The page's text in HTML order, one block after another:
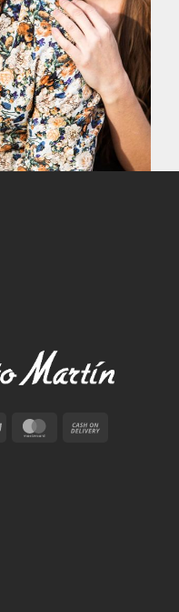
PayPal MasterCard